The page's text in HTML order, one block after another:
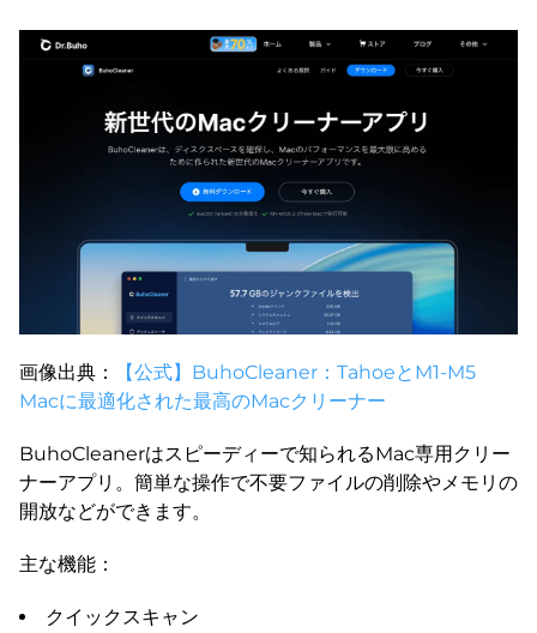
画像出典：
【公式】BuhoCleaner：TahoeとM1-M5
Macに最適化された最高のMacクリーナー
BuhoCleanerはスピーディーで知られるMac専用クリー
ナーアプリ。簡単な操作で不要ファイルの削除やメモリの
開放などができます。
主な機能：
クイックスキャン